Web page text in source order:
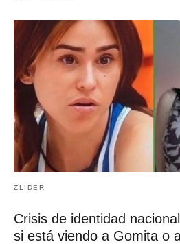
ZLIDER
Crisis de identidad
si está viendo a Gomita o